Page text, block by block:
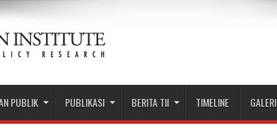
PUBLIK PUBLIKASI BERITA TII TIMELINE GALERI